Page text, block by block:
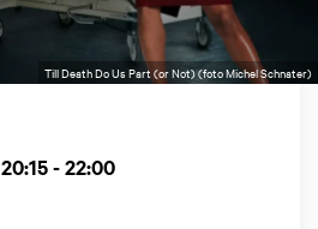
Till Death Do Us Part (or Not) (foto Michel Schnater)
20:15 - 22:00